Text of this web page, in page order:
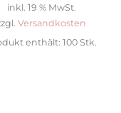
inkl. 19 % MwSt.
Versandkosten
enthält: 100 Stk.